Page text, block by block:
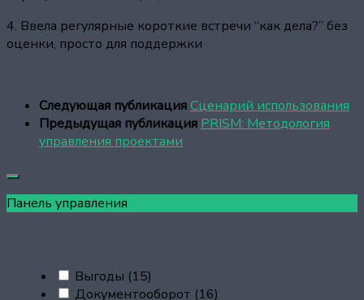
4. Ввела регулярные короткие встречи “как дела?” без
оценки, просто для поддержки
Следующая публикацияСценарий использования
Предыдущая публикация PRISM: Методология
управления проектами
Панель управления
Выгоды (15)
Документооборот (16)